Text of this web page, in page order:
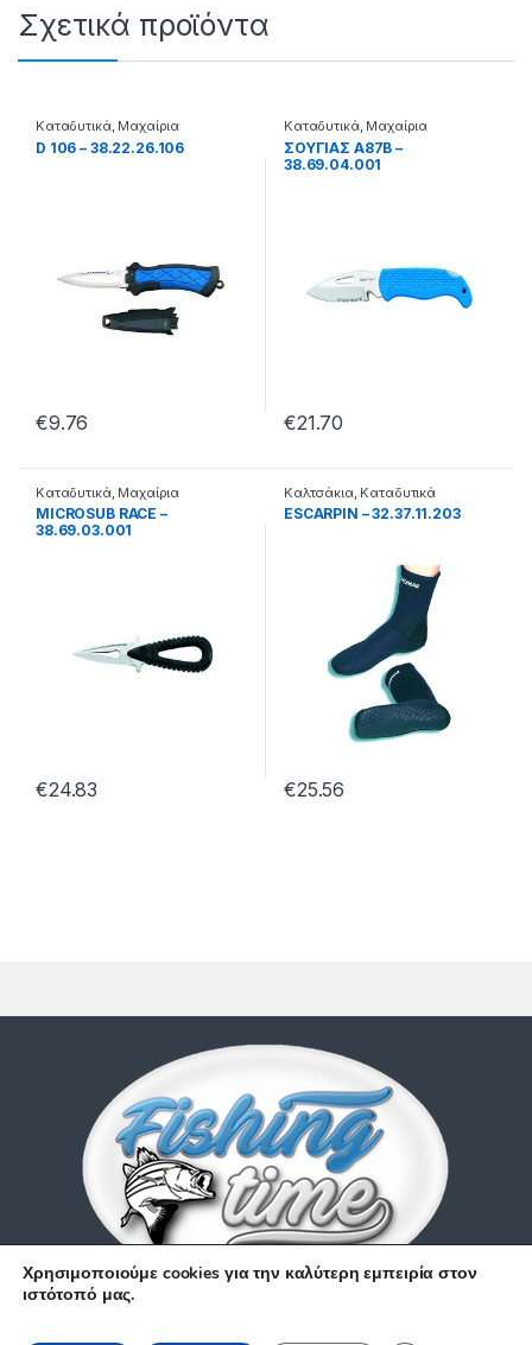
Σχετικά προϊόντα
Καταδυτικά, Μαχαίρια
D 106 – 38.22.26.106
€9.76
Καταδυτικά, Μαχαίρια
ΣΟΥΓΙΑΣ A87B –
38.69.04.001
€21.70
Καταδυτικά, Μαχαίρια
MICROSUB RACE –
38.69.03.001
€24.83
Καλτσάκια, Καταδυτικά
ESCARPIN – 32.37.11.203
€25.56
Χρησιμοποιούμε cookies για την καλύτερη εμπειρία στον
ιστότοπό μας.